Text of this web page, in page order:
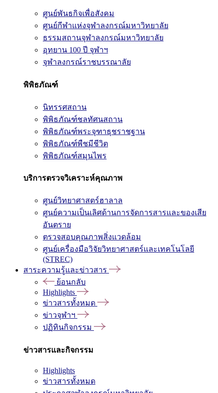
ศูนย์พันธกิจเพื่อสังคม
ศูนย์กีฬาแห่งจุฬาลงกรณ์มหาวิทยาลัย
ธรรมสถานจุฬาลงกรณ์มหาวิทยาลัย
อุทยาน 100 ปี จุฬาฯ
จุฬาลงกรณ์ราชบรรณาลัย
พิพิธภัณฑ์
นิทรรศสถาน
พิพิธภัณฑ์ชลทัศนสถาน
พิพิธภัณฑ์พระจุฑาธุชราชฐาน
พิพิธภัณฑ์พืชมีชีวิต
พิพิธภัณฑ์สมุนไพร
บริการตรวจวิเคราะห์คุณภาพ
ศูนย์วิทยาศาสตร์ฮาลาล
ศูนย์ความเป็นเลิศด้านการจัดการสารและของเสีย
อันตราย
ตรวจสอบคุณภาพสิ่งแวดล้อม
ศูนย์เครื่องมือวิจัยวิทยาศาสตร์และเทคโนโลยี
(STREC)
สาระความรู้และข่าวสาร
ย้อนกลับ
Highlights
ข่าวสารทั้งหมด
ข่าวจุฬาฯ
ปฏิทินกิจกรรม
ข่าวสารและกิจกรรม
Highlights
ข่าวสารทั้งหมด